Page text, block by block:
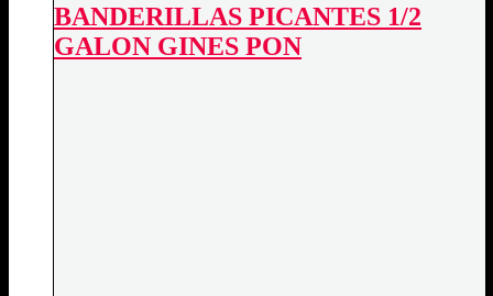
BANDERILLAS PICANTES 1/2
GALON GINES PON